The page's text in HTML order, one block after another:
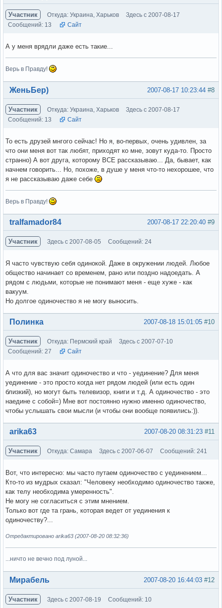
Участник Откуда: Украина, Харьков
Здесь с 2007-08-17
Сообщений: 13
Сайт
А у меня врядли даже есть такие...
Верь в Правду!
Вне форума #8
2007-08-17 10:23:44
ЖеньБер)
Участник Откуда: Украина, Харьков
Здесь с 2007-08-17
Сообщений: 13
Сайт
То есть друзей мнгого сейчас! Но я, во-первых, очень удивлен, за
что они меня вот так любят, приходят ко мне, зовут куда-то. Просто
странно) А вот друга, которому ВСЕ рассказываю... Да, бывает, как
начнем говорить... Но, похоже, в душе у меня что-то нехорошее, что
я не рассказываю даже себе
Верь в Правду!
Вне форума #9
2007-08-17 22:20:40
tralfamador84
Участник Здесь с 2007-08-05 Сообщений: 24
Я часто чувствую себя одинокой. Даже в окружении людей. Любое
общество начинает со временем, рано или поздно надоедать. А
рядом с людьми, которые не понимают меня - еще хуже - как
вакуум.
Но долгое одиночество я не могу выносить.
Вне форума #10
2007-08-18 15:01:05
Полинка
Участник Откуда: Пермский край
Здесь с 2007-07-10
Сообщений: 27
Сайт
А что для вас значит одиночество и что - уединение? Для меня
уединение - это просто когда нет рядом людей (или есть один
близкий), но могут быть телевизор, книги и т.д. А одиночество - это
наедине с собой=) Мне вот постоянно нужно именно одиночество,
чтобы услышать свои мысли (и чтобы они вообще появились:)).
Вне форума #11
2007-08-20 08:31:23
arika63
Участник Откуда: Самара Здесь с 2007-06-07 Сообщений: 241
Вот, что интересно: мы часто путаем одиночество с уединением...
Кто-то из мудрых сказал: "Человеку необходимо одиночество также,
как телу необходима умеренность".
Не могу не согласиться с этим мнением.
Только вот где та грань, которая ведет от уединения к
одиночеству?...
Отредактировано arika63 (2007-08-20 08:32:36)
...ничто не вечно под луной...
Вне форума #12
2007-08-20 16:44:03
Мирабель
Участник Здесь с 2007-08-19 Сообщений: 10